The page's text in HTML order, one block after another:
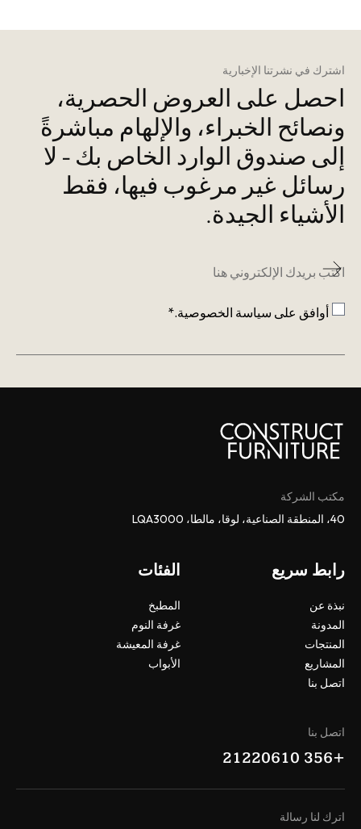
اشترك في نشرتنا الإخبارية
احصل على العروض الحصرية،
ونصائح الخبراء، والإلهام مباشرةً
إلى صندوق الوارد الخاص بك - لا
رسائل غير مرغوب فيها، فقط
الأشياء الجيدة.
البريد
الموافقة
أوافق على سياسة الخصوصية.*
CAPTCHA
مكتب الشركة
40، المنطقة الصناعية، لوقا، مالطا، LQA3000
رابط سريع
نبذة عن
المدونة
المنتجات
المشاريع
اتصل بنا
الفئات
المطبخ
غرفة النوم
غرفة المعيشة
الأبواب
اتصل بنا
+356 21220610
اترك لنا رسالة